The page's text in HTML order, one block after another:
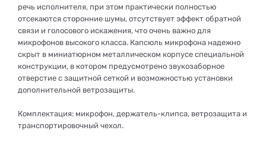
речь исполнителя, при этом практически полностью
отсекаются сторонние шумы, отсутствует эффект обратной
связи и голосового искажения, что очень важно для
микрофонов высокого класса. Капсюль микрофона надежно
скрыт в миниатюрном металлическом корпусе специальной
конструкции, в котором предусмотрено звукозаборное
отверстие с защитной сеткой и возможностью установки
дополнительной ветрозащиты.
Комплектация: микрофон, держатель-клипса, ветрозащита и
транспортировочный чехол.